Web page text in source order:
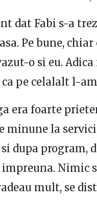
dat Fabi s-a
Pe bune,
o si eu.
pe celalalt l-
era foarte
minune la
dupa program,
Nimic
mult, se